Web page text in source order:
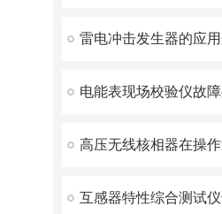
雷电冲击发生器的应
电能表现场校验仪故
互感器特性综合测试